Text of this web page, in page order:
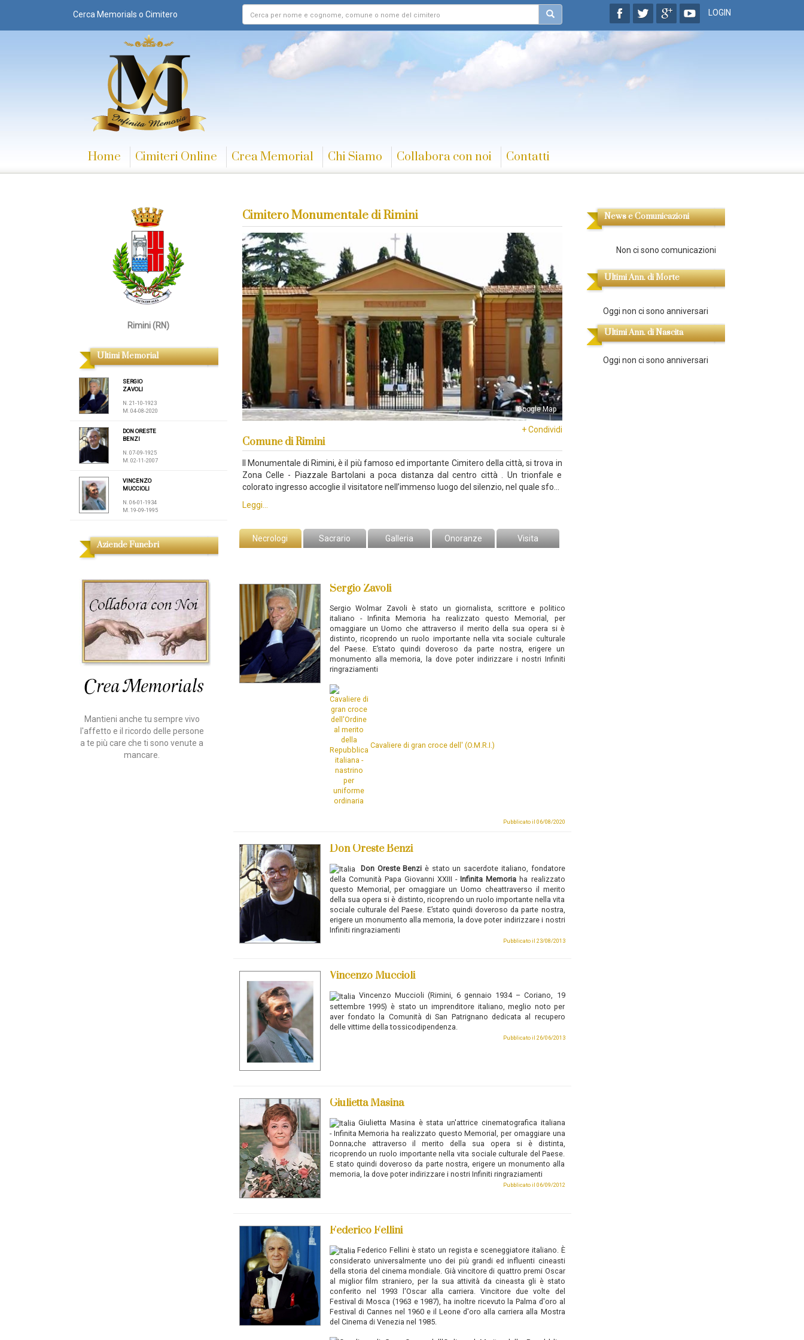
Cerca Memorials o Cimitero LOGIN
Home Cimiteri Online Crea Memorial Chi Siamo Collabora con noi Contatti
Rimini (RN)
Ultimi Memorial
SERGIO
ZAVOLI
N. 21-10-1923
M. 04-08-2020
DON ORESTE
BENZI
N. 07-09-1925
M. 02-11-2007
VINCENZO
MUCCIOLI
N. 06-01-1934
M. 19-09-1995
Aziende Funebri
Mantieni anche tu sempre vivo
l'affetto e il ricordo delle persone
a te più care che ti sono venute a
mancare.
Cimitero Monumentale di Rimini
Google Map
+ Condividi
Comune di Rimini
Il Monumentale di Rimini, è il più famoso ed importante Cimitero della città, si trova in
Zona Celle - Piazzale Bartolani a poca distanza dal centro città . Un trionfale e
colorato ingresso accoglie il visitatore nell’immenso luogo del silenzio, nel quale sfo…
Leggi...
Necrologi Sacrario Galleria Onoranze Visita
Sergio Zavoli
Sergio Wolmar Zavoli è stato un giornalista, scrittore e politico
italiano -Infinita Memoria ha realizzato questo Memorial, per
omaggiare un Uomo che attraverso il merito della sua opera si è
distinto, ricoprendo un ruolo importante nella vita sociale culturale
del Paese. E’stato quindi doveroso da parte nostra, erigere un
monumento alla memoria, la dove poter indirizzare i nostri Infiniti
ringraziamenti
Cavaliere di gran croce dell' (O.M.R.I.)
Pubblicato il 06/08/2020
Don Oreste Benzi
Don Oreste Benziè stato un sacerdote italiano, fondatore
della Comunità Papa Giovanni XXIII - Infinita Memoria ha realizzato
questo Memorial, per omaggiare un Uomo cheattraverso il merito
della sua opera si è distinto, ricoprendo un ruolo importante nella vita
sociale culturale del Paese. E’stato quindi doveroso da parte nostra,
erigere un monumento alla memoria, la dove poter indirizzare i nostri
Infiniti ringraziamenti
Pubblicato il 23/08/2013
Vincenzo Muccioli
Vincenzo Muccioli(Rimini, 6 gennaio 1934 – Coriano, 19
settembre 1995) è stato un imprenditore italiano, meglio noto per
aver fondato la Comunità di San Patrignano dedicata al recupero
delle vittime della tossicodipendenza.
Pubblicato il 26/06/2013
Giulietta Masina
Giulietta Masina è stata un'attrice cinematografica italiana
- Infinita Memoria ha realizzato questo Memorial, per omaggiare una
Donna;che attraverso il merito della sua opera si è distinta,
ricoprendo un ruolo importante nella vita sociale culturale del Paese.
E stato quindi doveroso da parte nostra, erigere un monumento alla
memoria, la dove poter indirizzare i nostri Infiniti ringraziamenti
Pubblicato il 06/09/2012
Federico Fellini
Federico Fellini è stato un regista e sceneggiatore italiano. È
considerato universalmente uno dei più grandi ed influenti cineasti
della storia del cinema mondiale. Già vincitore di quattro premi Oscar
al miglior film straniero, per la sua attività da cineasta gli è stato
conferito nel 1993 l'Oscar alla carriera. Vincitore due volte del
Festival di Mosca (1963 e 1987), ha inoltre ricevuto la Palma d'oro al
Festival di Cannes nel 1960 e il Leone d'oro alla carriera alla Mostra
del Cinema di Venezia nel 1985.
News e Comunicazioni
Non ci sono comunicazioni
Ultimi Ann. di Morte
Oggi non ci sono anniversari
Ultimi Ann. di Nascita
Oggi non ci sono anniversari